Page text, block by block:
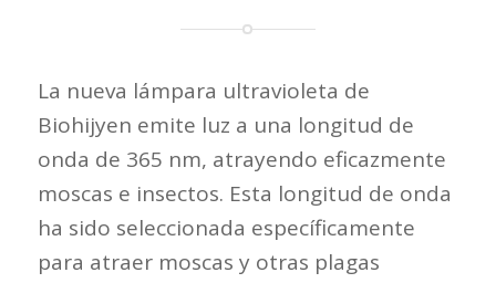
La nueva lámpara ultravioleta de
Biohijyen emite luz a una longitud de
onda de 365 nm, atrayendo eficazmente
moscas e insectos. Esta longitud de onda
ha sido seleccionada específicamente
para atraer moscas y otras plagas